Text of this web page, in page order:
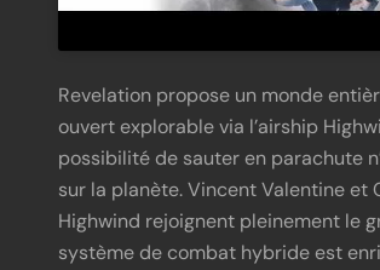
Revelation propose un monde
ouvert explorable via l’airship
possibilité de sauter en parachute
sur la planète. Vincent Valentine et
Highwind rejoignent pleinement le
système de combat hybride est